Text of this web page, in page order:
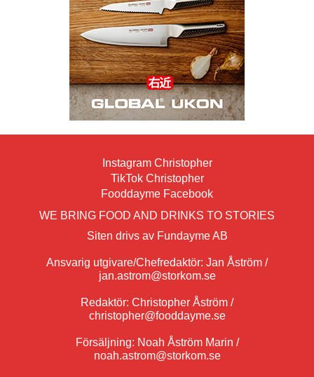
Instagram Christopher
TikTok Christopher
Fooddayme Facebook
WE BRING FOOD AND DRINKS TO STORIES
Siten drivs av Fundayme AB
Ansvarig utgivare/Chefredaktör: Jan Åström /
jan.astrom@storkom.se
Redaktör: Christopher Åström /
christopher@fooddayme.se
Försäljning: Noah Åström Marin /
noah.astrom@storkom.se